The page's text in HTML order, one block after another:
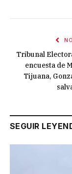
Tribunal
encuesta de
Tijuana,
SEGUIR